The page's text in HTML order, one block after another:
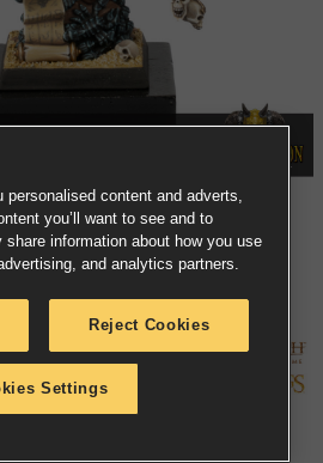
Battle Game
content and adverts,
you’ll want to see and to
information about how you use
and analytics partners.
Reject Cookies
Settings